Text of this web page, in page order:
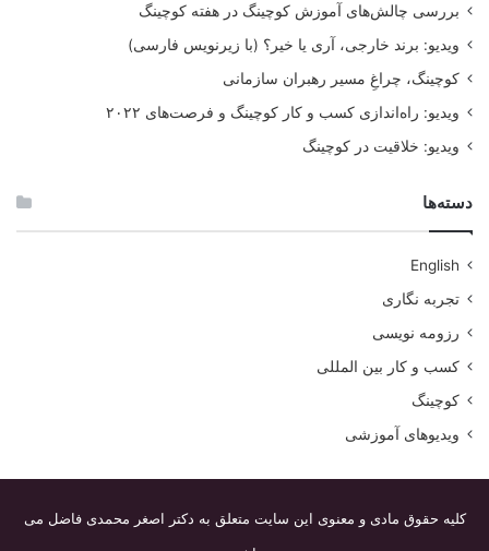
بررسی چالش‌های آموزش کوچینگ در هفته کوچینگ
ویدیو: برند خارجی، آری یا خیر؟ (با زیرنویس فارسی)
کوچینگ، چراغِ مسیر رهبران سازمانی
ویدیو: راه‌اندازی کسب و کار کوچینگ و فرصت‌های ۲۰۲۲
ویدیو: خلاقیت در کوچینگ
دسته‌ها
English
تجربه نگاری
رزومه نویسی
کسب و کار بین المللی
کوچینگ
ویدیوهای آموزشی
کلیه حقوق مادی و معنوی این سایت متعلق به دکتر اصغر محمدی فاضل می